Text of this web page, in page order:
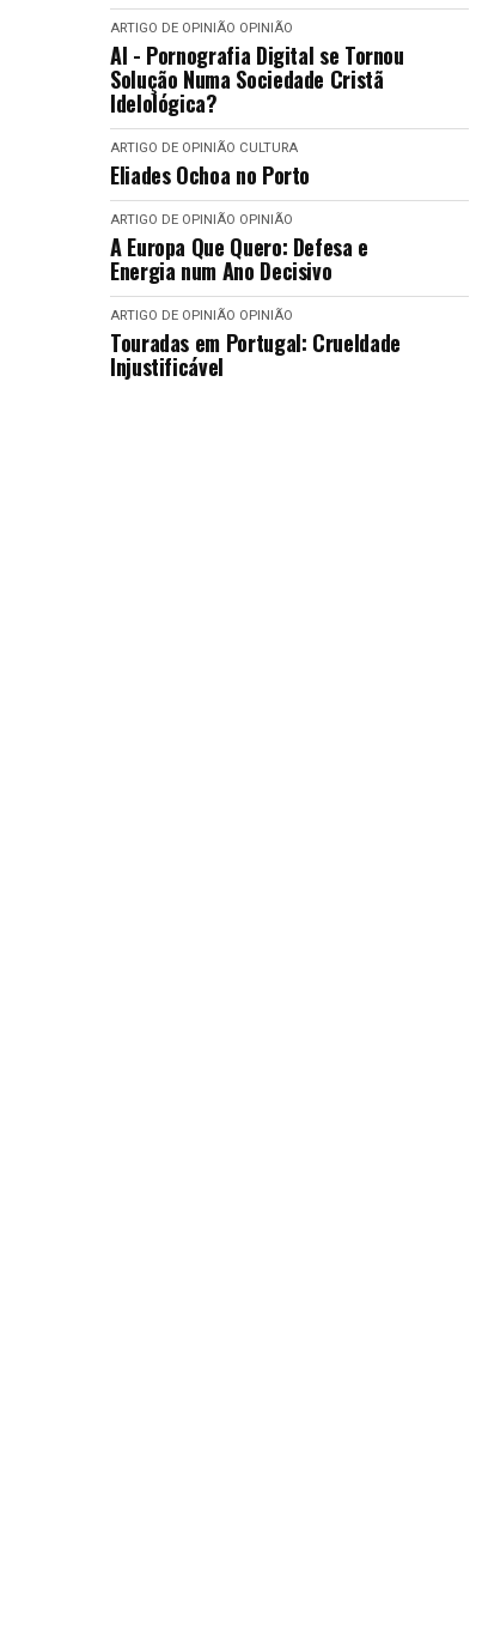
ARTIGO DE OPINIÃO OPINIÃO
AI - Pornografia Digital se Tornou
Solução Numa Sociedade Cristã
Idelológica?
ARTIGO DE OPINIÃO CULTURA
Eliades Ochoa no Porto
ARTIGO DE OPINIÃO OPINIÃO
A Europa Que Quero: Defesa e
Energia num Ano Decisivo
ARTIGO DE OPINIÃO OPINIÃO
Touradas em Portugal: Crueldade
Injustificável